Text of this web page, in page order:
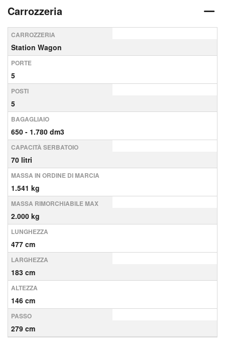
Carrozzeria
CARROZZERIA
Station Wagon
PORTE
5
POSTI
5
BAGAGLIAIO
650 - 1.780 dm3
CAPACITÀ SERBATOIO
70 litri
MASSA IN ORDINE DI MARCIA
1.541 kg
MASSA RIMORCHIABILE MAX
2.000 kg
LUNGHEZZA
477 cm
LARGHEZZA
183 cm
ALTEZZA
146 cm
PASSO
279 cm